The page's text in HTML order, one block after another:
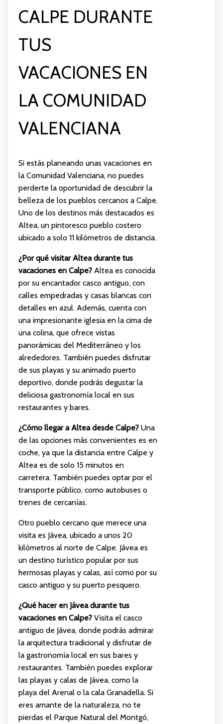
CALPE DURANTE
TUS
VACACIONES EN
LA COMUNIDAD
VALENCIANA
Si estás planeando unas vacaciones en
la Comunidad Valenciana, no puedes
perderte la oportunidad de descubrir la
belleza de los pueblos cercanos a Calpe.
Uno de los destinos más destacados es
Altea, un pintoresco pueblo costero
ubicado a solo 11 kilómetros de distancia.
¿Por qué visitar Altea durante tus
vacaciones en Calpe?Altea es conocida
por su encantador casco antiguo, con
calles empedradas y casas blancas con
detalles en azul. Además, cuenta con
una impresionante iglesia en la cima de
una colina, que ofrece vistas
panorámicas del Mediterráneo y los
alrededores. También puedes disfrutar
de sus playas y su animado puerto
deportivo, donde podrás degustar la
deliciosa gastronomía local en sus
restaurantes y bares.
¿Cómo llegar a Altea desde Calpe?Una
de las opciones más convenientes es en
coche, ya que la distancia entre Calpe y
Altea es de solo 15 minutos en
carretera. También puedes optar por el
transporte público, como autobuses o
trenes de cercanías.
Otro pueblo cercano que merece una
visita es Jávea, ubicado a unos 20
kilómetros al norte de Calpe. Jávea es
un destino turístico popular por sus
hermosas playas y calas, así como por su
casco antiguo y su puerto pesquero.
¿Qué hacer en Jávea durante tus
vacaciones en Calpe?Visita el casco
antiguo de Jávea, donde podrás admirar
la arquitectura tradicional y disfrutar de
la gastronomía local en sus bares y
restaurantes. También puedes explorar
las playas y calas de Jávea, como la
playa del Arenal o la cala Granadella. Si
eres amante de la naturaleza, no te
pierdas el Parque Natural del Montgó,